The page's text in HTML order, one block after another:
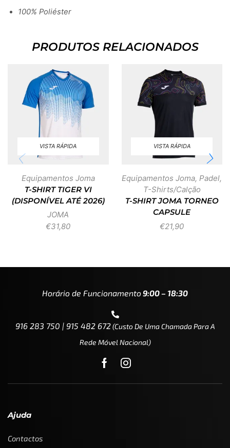
100% Poliéster
PRODUTOS RELACIONADOS
VISTA RÁPIDA
Equipamentos Joma
T-SHIRT TIGER VI
(DISPONÍVEL ATÉ 2026)
JOMA
€31,80
VISTA RÁPIDA
Equipamentos Joma,Padel,
T-Shirts/Calção
T-SHIRT JOMA TORNEO
CAPSULE
€21,90
Horário de Funcionamento9:00 – 18:30
916 283 750 | 915 482 672(custo De Uma Chamada Para A
Rede Móvel Nacional)
Ajuda
Contactos